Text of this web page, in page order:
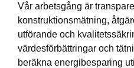
Vår arbetsgång är
konstruktionsmätning,
utförande och
värdesförbättringar och
beräkna energibesparing